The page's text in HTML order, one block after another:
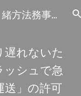
Skip to navigation
金融許認可専門行政書士 緒方法務事務所
遅れないた
ッシュで急
送」の許可